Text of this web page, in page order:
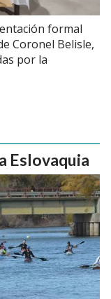
formal
Coronel Belisle,
por la
Eslovaquia